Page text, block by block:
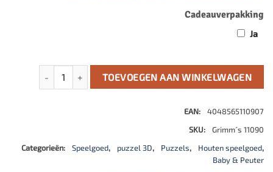
Cadeauverpakking
Ja
Geometrische stapeltoren groot aantal
TOEVOEGEN AAN WINKELWAGEN
EAN:
4048565110907
SKU:
Grimm´s 11090
Categorieën:
Speelgoed, puzzel 3D, Puzzels, Houten speelgoed,
Baby & Peuter